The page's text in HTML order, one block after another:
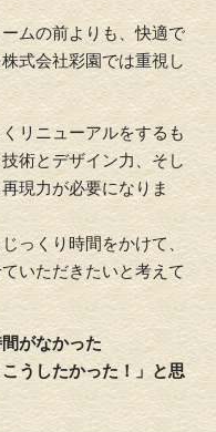
ムの前よりも、快適で
式会社彩園では重視し
リニューアルをするも
術とデザイン力、そし
現力が必要になりま
っくり時間をかけて、
いただきたいと考えて
がなかった
うしたかった！」と思